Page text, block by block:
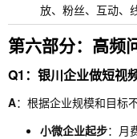
放、粉丝、互动、
第六部分：高频
Q1：银川企业做短视
A：根据企业规模和目标
小微企业起步：月